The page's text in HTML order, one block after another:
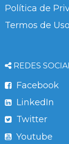
Política de
Termos de Uso
REDES
Facebook
LinkedIn
Twitter
Youtube